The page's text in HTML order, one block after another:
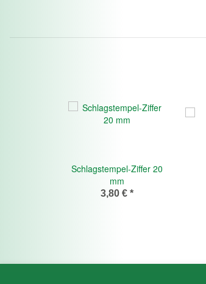
Schlagstempel-Ziffer 20
mm
3,80 € *